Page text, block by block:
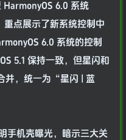
6.0 系统
重点展示了新系统控制中
6.0 系统的控制
5.1 保持一致，但星闪和
并，统一为“星闪 | 蓝
手机壳曝光，暗示三大关